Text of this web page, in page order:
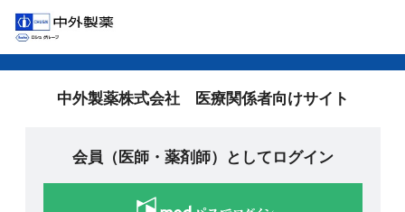
中外製薬株式会社 医療関係者向けサイト
会員（医師・薬剤師）としてログイン